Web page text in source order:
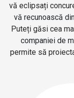
vă eclipsați
vă recunoască
Puteți găsi cea
companiei de
permite să